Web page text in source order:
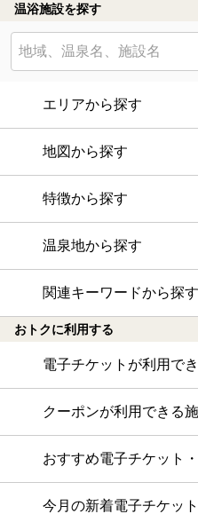
温浴施設を探す
エリアから探す
地図から探す
特徴から探す
温泉地から探す
関連キーワードから探す
おトクに利用する
電子チケットが利用で
クーポンが利用できる
おすすめ電子チケット
今月の新着電子チケッ